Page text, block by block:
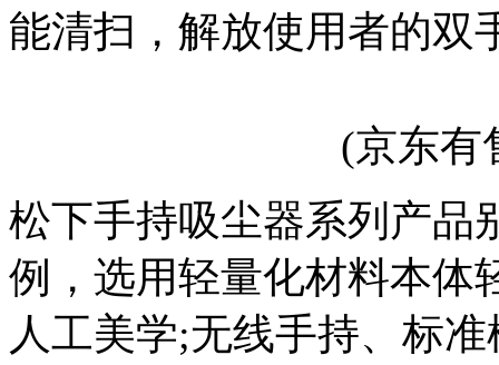
能清扫，解放使用者的双
(京东有
松下手持吸尘器系列产品
例，选用轻量化材料本体
人工美学;无线手持、标